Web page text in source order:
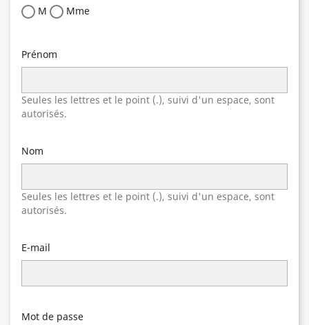
M
Mme
Prénom
Seules les lettres et le point (.), suivi d'un espace, sont
autorisés.
Nom
Seules les lettres et le point (.), suivi d'un espace, sont
autorisés.
E-mail
Mot de passe